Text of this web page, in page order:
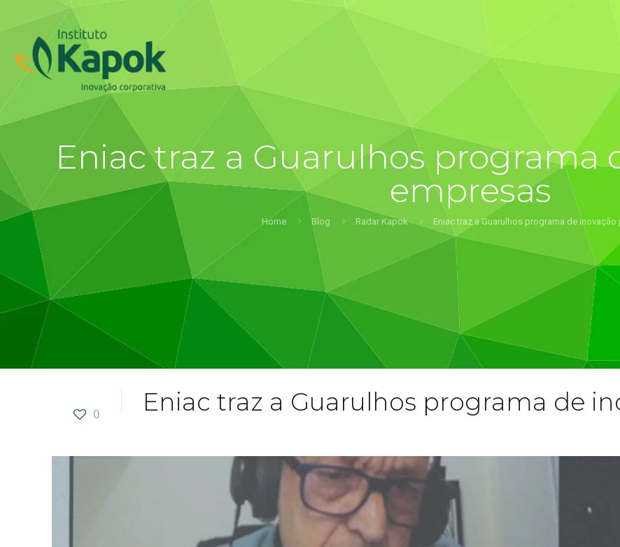
Eniac traz a Guarulhos programa
empresas
Home Blog Radar Kapok Eniac traz a Guarulhos programa de inovação
0 Eniac traz a Guarulhos programa de